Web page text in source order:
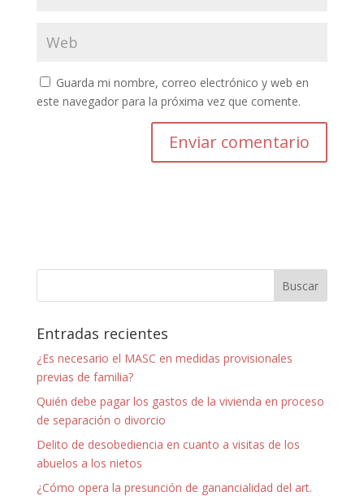
Guarda mi nombre, correo electrónico y web en
este navegador para la próxima vez que comente.
Entradas recientes
¿Es necesario el MASC en medidas provisionales
previas de familia?
Quién debe pagar los gastos de la vivienda en proceso
de separación o divorcio
Delito de desobediencia en cuanto a visitas de los
abuelos a los nietos
¿Cómo opera la presunción de ganancialidad del art.